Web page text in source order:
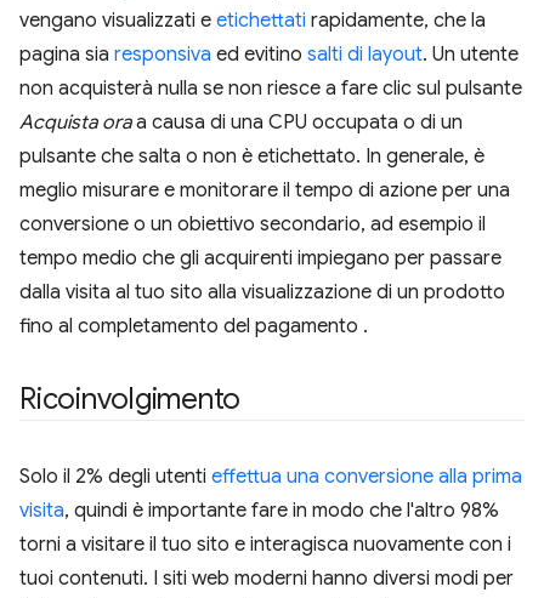
vengano visualizzati e etichettati rapidamente, che la
pagina sia responsiva ed evitino salti di layout. Un utente
non acquisterà nulla se non riesce a fare clic sul pulsante
Acquista oraa causa di una CPU occupata o di un
pulsante che salta o non è etichettato. In generale, è
meglio misurare e monitorare il tempo di azione per una
conversione o un obiettivo secondario, ad esempio il
tempo medio che gli acquirenti impiegano per passare
dalla visita al tuo sito alla visualizzazione di un prodotto
fino al completamento del pagamento .
Ricoinvolgimento
Solo il 2% degli utenti effettua una conversione alla prima
visita, quindi è importante fare in modo che l'altro 98%
torni a visitare il tuo sito e interagisca nuovamente con i
tuoi contenuti. I siti web moderni hanno diversi modi per